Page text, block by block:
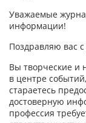
Уважаемые
информации!
Поздравляю вас
Вы творческие и
в центре
стараетесь
достоверную
профессия